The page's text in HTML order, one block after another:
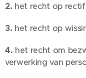
2. het recht op
3. het recht op
4. het recht om
verwerking van